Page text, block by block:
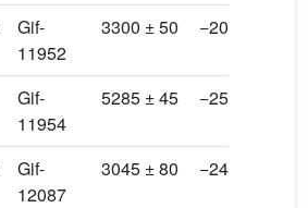
Gif-
11952
3300 ± 50 −20.24
Gif-
11954
5285 ± 45 −25.94
Gif-
12087
3045 ± 80 −24.06